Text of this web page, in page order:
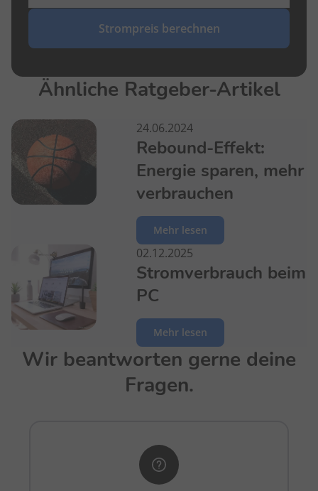
Strompreis berechnen
Ähnliche Ratgeber-Artikel
24.06.2024
Rebound-Effekt:
Energie sparen, mehr
verbrauchen
Mehr lesen
02.12.2025
Stromverbrauch beim
PC
Mehr lesen
Wir beantworten gerne deine
Fragen.